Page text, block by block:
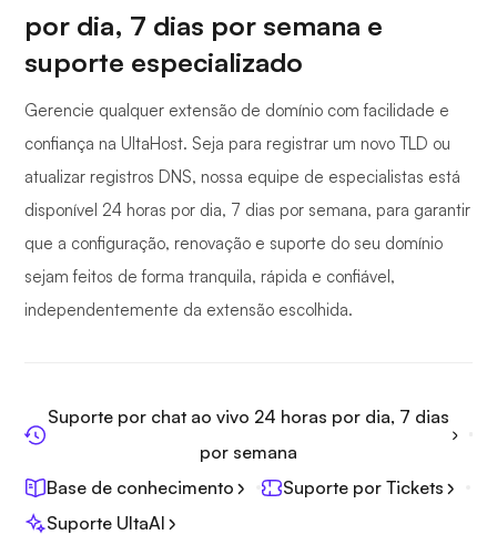
por dia, 7 dias por semana e
suporte especializado
Gerencie qualquer extensão de domínio com facilidade e
confiança na UltaHost. Seja para registrar um novo TLD ou
atualizar registros DNS, nossa equipe de especialistas está
disponível 24 horas por dia, 7 dias por semana, para garantir
que a configuração, renovação e suporte do seu domínio
sejam feitos de forma tranquila, rápida e confiável,
independentemente da extensão escolhida.
Suporte por chat ao vivo 24 horas por dia, 7 dias
por semana
Base de conhecimento
Suporte por Tickets
Suporte UltaAI